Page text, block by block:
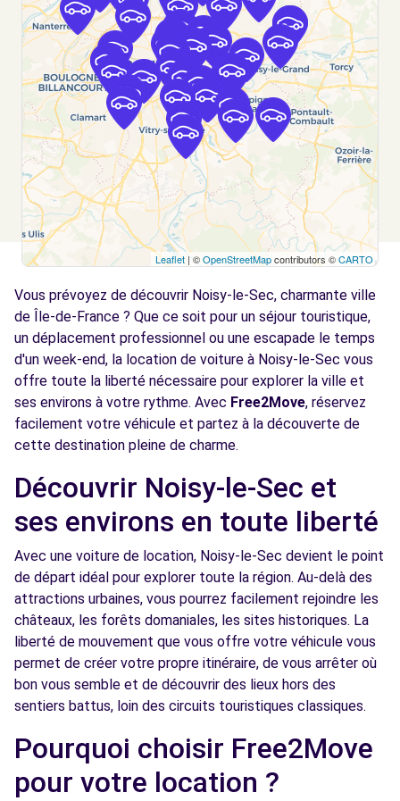
Voir l'agence
Free2Move Rent - GARAGE MOLIERE
WILSON - MONTREUIL (C)
3.6
km
16 RUE MOLIERE
MONTREUIL, 93100
Voir l'agence
Free2move Rent - S&You - Pantin (P)
3.7 km
AV. DU GENERAL LECLERC
Voir l'agence
Free2move Rent - S&You - PANTIN (D)
3.8 km
AVENUE DU GENERAL LECLERC
PANTIN, 93500
Free2move Rent - S&You - PANTIN CEDEX
3.8
68/70 AVENUE DU GENERAL LECLERC
PANTIN CEDEX, FR-93, 93500
Voir l'agence
Free2move Rent - S&You - FONTENAY
SOUS BOIS (P)
4.4
km
9-15 AV DE LA REPUBLIQUE
FONTENAY SOUS BOIS, FR-94, 94120
Voir l'agence
Leaflet | ©OpenStreetMapcontributors ©CARTO
Vous prévoyez de découvrir Noisy-le-Sec, charmante ville
de Île-de-France ? Que ce soit pour un séjour touristique,
un déplacement professionnel ou une escapade le temps
d'un week-end, la location de voiture à Noisy-le-Sec vous
offre toute la liberté nécessaire pour explorer la ville et
ses environs à votre rythme. Avec Free2Move, réservez
facilement votre véhicule et partez à la découverte de
cette destination pleine de charme.
Découvrir Noisy-le-Sec et
ses environs en toute liberté
Avec une voiture de location, Noisy-le-Sec devient le point
de départ idéal pour explorer toute la région. Au-delà des
attractions urbaines, vous pourrez facilement rejoindre les
châteaux, les forêts domaniales, les sites historiques. La
liberté de mouvement que vous offre votre véhicule vous
permet de créer votre propre itinéraire, de vous arrêter où
bon vous semble et de découvrir des lieux hors des
sentiers battus, loin des circuits touristiques classiques.
Pourquoi choisir Free2Move
pour votre location ?